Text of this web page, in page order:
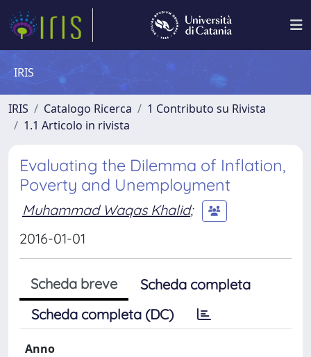
IRIS
IRIS Catalogo Ricerca
1 Contributo su Rivista
1.1 Articolo in rivista
Evaluating the Dilemma of Inflation,
Poverty and Unemployment
Muhammad Waqas Khalid;
2016-01-01
Scheda breve
Scheda completa
Scheda completa (DC)
Anno